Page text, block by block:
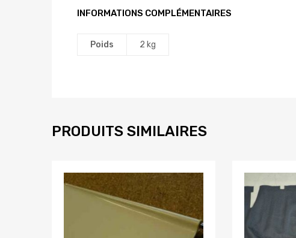
INFORMATIONS COMPLÉMENTAIRES
Poids 2 kg
PRODUITS SIMILAIRES